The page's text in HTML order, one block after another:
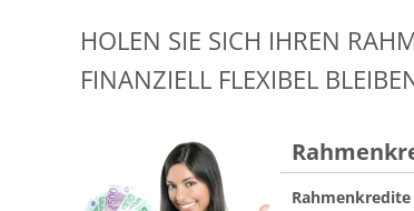
HOLEN SIE SICH IHREN
FINANZIELL FLEXIBEL